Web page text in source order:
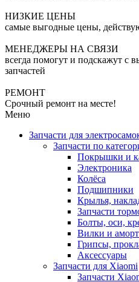
НИЗКИЕ ЦЕНЫ
самые выгодные цены,
МЕНЕДЖЕРЫ НА СВЯЗИ
всегда помогут и подскажут с
запчастей
РЕМОНТ
Срочный ремонт на месте!
Меню
Запчасти для
Запчасти по
Покрышки и
Электроника
Колёса
Подшипники
Крылья,
Запчасти
Болты, оси,
Вилки и
Грипсы,
Аксессуары
Запчасти для Xiaomi
Запчасти